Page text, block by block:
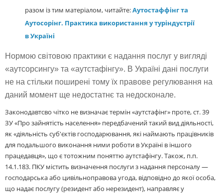
разом із тим матеріалом, читайте:Аутостаффінг та
Аутосорінг. Практика використання у туріндустрії
в Україні
Нормою світовою практики є надання послуг у вигляді
«аутсорсингу» та «аутстафінгу». В Україні дані послуги
не на стільки поширені тому їх правове регулювання на
даний момент ще недостатнє та недосконале.
Законодавтсво чітко не визначає термін «аутстафінг» проте, ст. 39
ЗУ «Про зайнятість населення» передбачений такий вид діяльності,
як «діяльність суб'єктів господарювання, які наймають працівників
для подальшого виконання ними роботи в Україні в іншого
працедавця», що є тотожним поняттю аутстафінгу. Також, п.п.
14.1.183. ПКУ містить визначення послуги з надання персоналу —
господарська або цивільноправова угода, відповідно до якої особа,
що надає послугу (резидент або нерезидент), направляє у